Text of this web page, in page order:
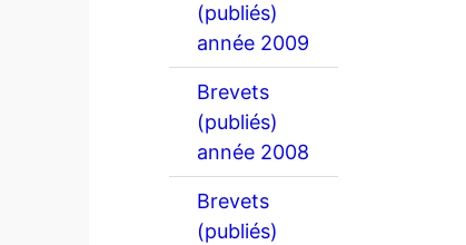
(publiés)
année 2009
Brevets
(publiés)
année 2008
Brevets
(publiés)